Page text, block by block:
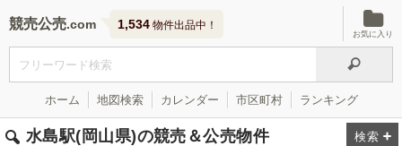
競売公売 1,534 物件出品中！
お気に入り
ホーム 地図検索 カレンダー 市区町村 ランキング
水島駅(岡山県)の競売＆公売物件